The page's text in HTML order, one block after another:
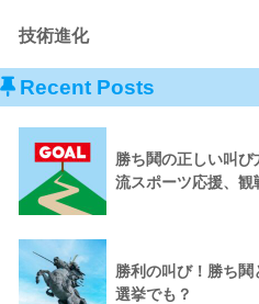
技術進化
Recent Posts
勝ち鬨の正しい叫
流スポーツ応援、観
勝利の叫び！勝ち
選挙でも？